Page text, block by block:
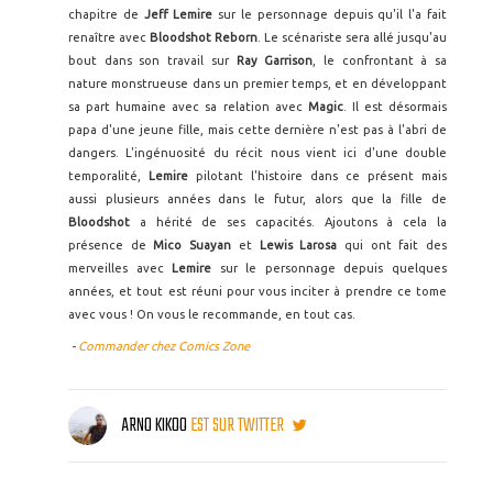
chapitre de Jeff Lemire sur le personnage depuis qu'il l'a fait
renaître avec Bloodshot Reborn . Le scénariste sera allé jusqu'au
bout dans son travail sur
Ray Garrison , le confrontant à sa
nature monstrueuse dans un premier temps, et en développant
sa part humaine avec sa relation avec Magic. Il est désormais
papa d'une jeune fille, mais cette dernière n'est pas à l'abri de
dangers. L'ingénuosité du récit nous vient ici d'une double
temporalité,
Lemire pilotant l'histoire dans ce présent mais
aussi plusieurs années dans le futur, alors que la fille de
Bloodshot
a hérité de ses capacités. Ajoutons à cela la
présence deMico Suayan et Lewis Larosa qui ont fait des
merveilles avec
Lemire
sur le personnage depuis quelques
années, et tout est réuni pour vous inciter à prendre ce tome
avec vous ! On vous le recommande, en tout cas.
- Commander chez Comics Zone
ARNO KIKOOEST SUR TWITTER